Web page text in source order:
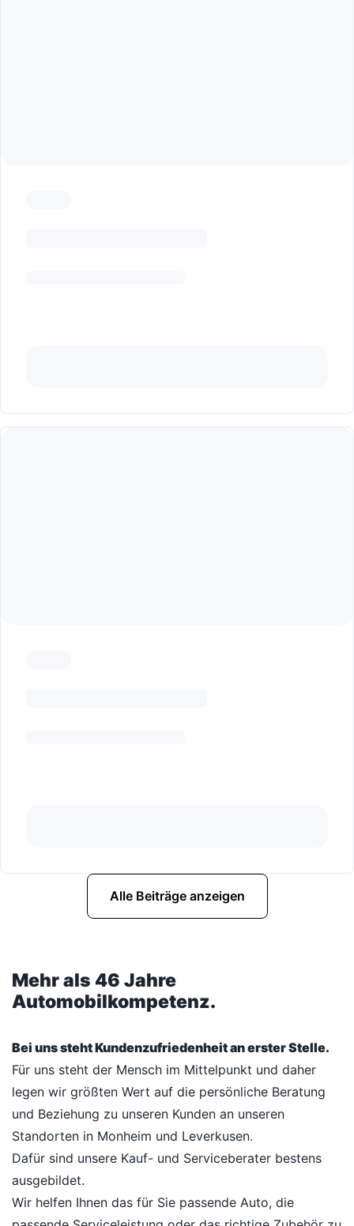
Alle Beiträge anzeigen
Mehr als 46 Jahre
Automobilkompetenz.
Bei uns steht Kundenzufriedenheit an erster Stelle.
Für uns steht der Mensch im Mittelpunkt und daher
legen wir größten Wert auf die persönliche Beratung
und Beziehung zu unseren Kunden an unseren
Standorten in Monheim und Leverkusen.
Dafür sind unsere Kauf- und Serviceberater bestens
ausgebildet.
Wir helfen Ihnen das für Sie passende Auto, die